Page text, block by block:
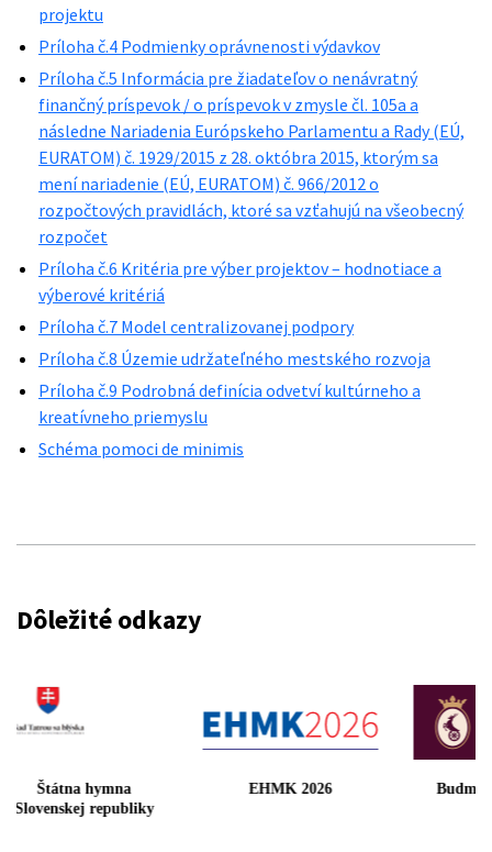
projektu
Príloha č.4 Podmienky oprávnenosti výdavkov
Príloha č.5 Informácia pre žiadateľov o nenávratný
finančný príspevok / o príspevok v zmysle čl. 105a a
následne Nariadenia Európskeho Parlamentu a Rady (EÚ,
EURATOM) č. 1929/2015 z 28. októbra 2015, ktorým sa
mení nariadenie (EÚ, EURATOM) č. 966/2012 o
rozpočtových pravidlách, ktoré sa vzťahujú na všeobecný
rozpočet
Príloha č.6 Kritéria pre výber projektov – hodnotiace a
výberové kritériá
Príloha č.7 Model centralizovanej podpory
Príloha č.8 Územie udržateľného mestského rozvoja
Príloha č.9 Podrobná definícia odvetví kultúrneho a
kreatívneho priemyslu
Schéma pomoci de minimis
Dôležité odkazy
Štátna hymna
Slovenskej republiky
EHMK 2026